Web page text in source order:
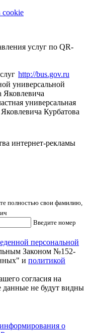
cookie
услуг по QR-
http://bus.gov.ru
универсальной
Яковлевича
универсальная
Курбатова
интернет-рекламы
полностью свои фамилию,
Введите номер
персональной
Законом №152-
и политикой
согласия на
не будут видны